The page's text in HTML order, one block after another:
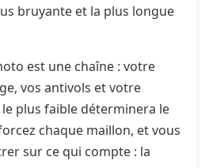
bruyante et la plus longue
est une chaîne : votre
vos antivols et votre
plus faible déterminera le
chaque maillon, et vous
sur ce qui compte : la